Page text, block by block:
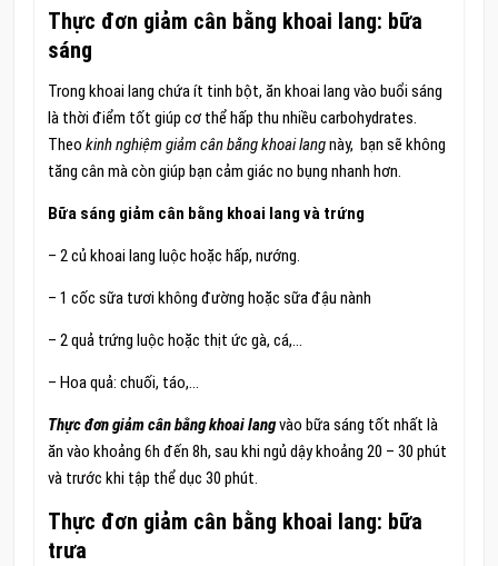
Thực đơn giảm cân bằng khoai lang: bữa
sáng
Trong khoai lang chứa ít tinh bột, ăn khoai lang vào buổi sáng
là thời điểm tốt giúp cơ thể hấp thu nhiều carbohydrates.
Theo kinh nghiệm giảm cân bằng khoai langnày, bạn sẽ không
tăng cân mà còn giúp bạn cảm giác no bụng nhanh hơn.
Bữa sáng giảm cân bằng khoai lang và trứng
– 2 củ khoai lang luộc hoặc hấp, nướng.
– 1 cốc sữa tươi không đường hoặc sữa đậu nành
– 2 quả trứng luộc hoặc thịt ức gà, cá,…
– Hoa quả: chuối, táo,…
Thực đơn giảm cân bằng khoai langvào bữa sáng tốt nhất là
ăn vào khoảng 6h đến 8h, sau khi ngủ dậy khoảng 20 – 30 phút
và trước khi tập thể dục 30 phút.
Thực đơn giảm cân bằng khoai lang: bữa
trưa